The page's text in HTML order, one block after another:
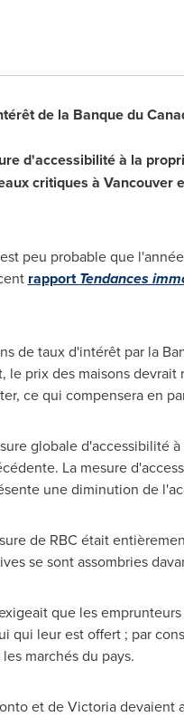
de la Banque du
d'accessibilité à la
critiques à Vancouver
peu probable que
rapportTendances
de taux d'intérêt par la
le prix des maisons
ce qui compensera en
globale d'accessibilité
La mesure
une diminution de
de RBC était
se sont assombries
que les
qui leur est offert ; par
marchés du pays.
et deVictoriadevaient